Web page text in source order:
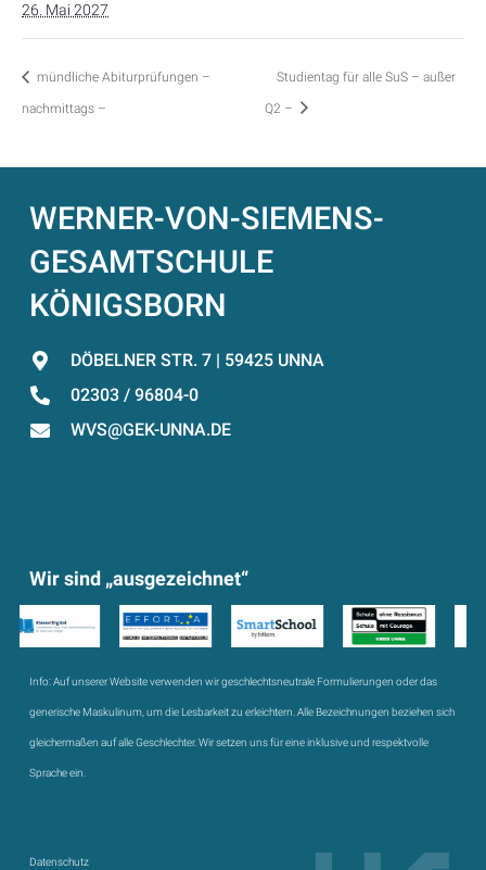
26. Mai 2027
mündliche Abiturprüfungen –
nachmittags –
Studientag für alle SuS – außer
Q2 –
WERNER-VON-SIEMENS-
GESAMTSCHULE
KÖNIGSBORN
DÖBELNER STR. 7 | 59425 UNNA
02303 / 96804-0
WVS@GEK-UNNA.DE
Wir sind „ausgezeichnet“
Info:Auf unserer Website verwenden wir geschlechtsneutrale Formulierungen oder das
generische Maskulinum, um die Lesbarkeit zu erleichtern. Alle Bezeichnungen beziehen sich
gleichermaßen auf alle Geschlechter. Wir setzen uns für eine inklusive und respektvolle
Sprache ein.
Datenschutz